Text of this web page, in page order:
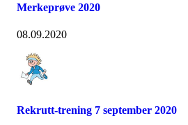
Merkeprøve 2020
08.09.2020
Rekrutt-trening 7 september 2020